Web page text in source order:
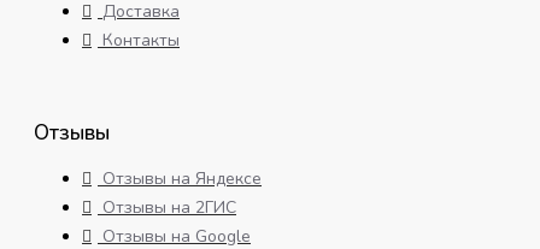
Доставка
Контакты
Отзывы
Отзывы на Яндексе
Отзывы на 2ГИС
Отзывы на Google